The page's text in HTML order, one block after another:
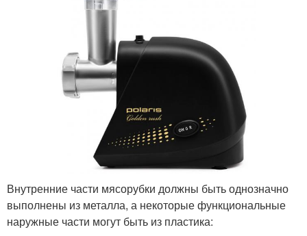
Внутренние части мясорубки должны быть однозначно
выполнены из металла, а некоторые функциональные
наружные части могут быть из пластика: